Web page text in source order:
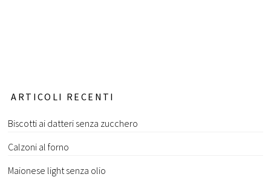
ARTICOLI RECENTI
Biscotti ai datteri senza zucchero
Calzoni al forno
Maionese light senza olio